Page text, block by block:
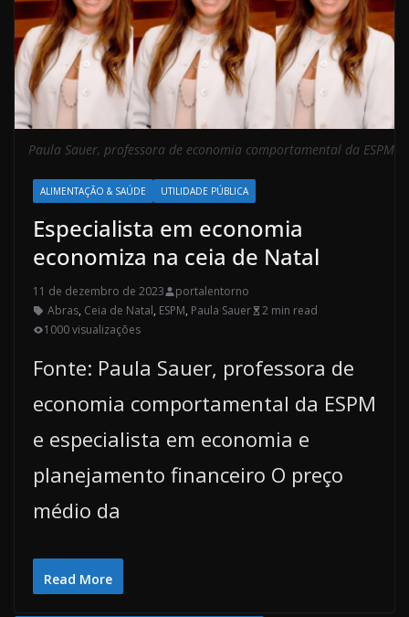
Paula Sauer, professora de economia comportamental da ESPM
ALIMENTAÇÃO & SAÚDE UTILIDADE PÚBLICA
Especialista em economia
economiza na ceia de Natal
11 de dezembro de 2023
portalentorno
Abras, Ceia de Natal, ESPM, Paula Sauer
2 min read
1000 visualizações
Fonte: Paula Sauer, professora de
economia comportamental da ESPM
e especialista em economia e
planejamento financeiro O preço
médio da
Read More